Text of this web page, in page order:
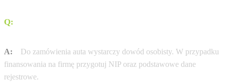
Q:
A:
Do zamówienia auta wystarczy dowód osobisty. W przypadku
finansowania na firmę przygotuj NIP oraz podstawowe dane
rejestrowe.